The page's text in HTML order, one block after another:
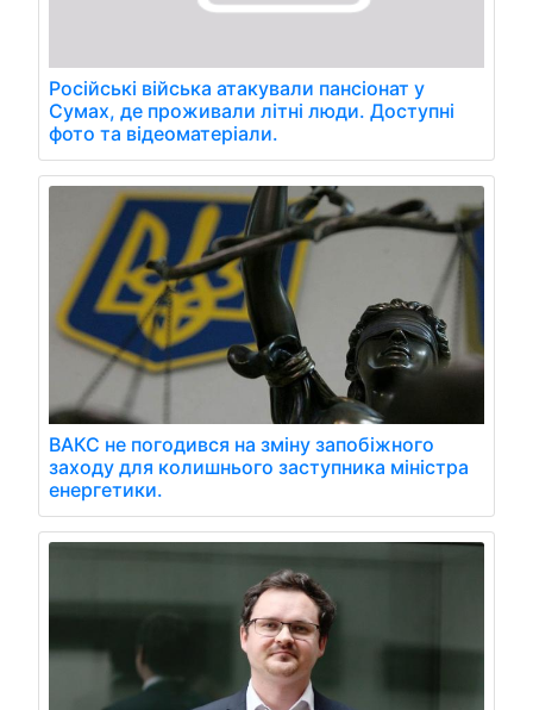
Російські війська атакували пансіонат у
Сумах, де проживали літні люди. Доступні
фото та відеоматеріали.
ВАКС не погодився на зміну запобіжного
заходу для колишнього заступника міністра
енергетики.